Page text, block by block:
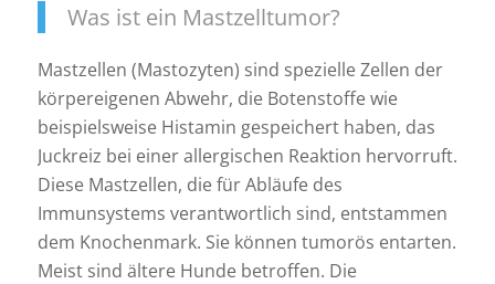
Was ist ein Mastzelltumor?
Mastzellen (Mastozyten) sind spezielle Zellen der
körpereigenen Abwehr, die Botenstoffe wie
beispielsweise Histamin gespeichert haben, das
Juckreiz bei einer allergischen Reaktion hervorruft.
Diese Mastzellen, die für Abläufe des
Immunsystems verantwortlich sind, entstammen
dem Knochenmark. Sie können tumorös entarten.
Meist sind ältere Hunde betroffen. Die